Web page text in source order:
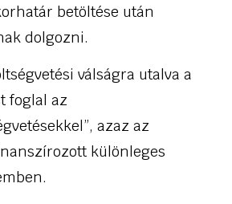
betöltése után
dolgozni.
válságra utalva a
foglal az
azaz az
különleges